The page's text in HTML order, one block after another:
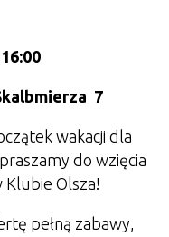
7
wakacji dla
do wzięcia
Olsza!
pełną zabawy,